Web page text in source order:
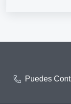
Puedes